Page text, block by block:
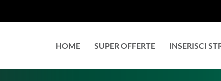
HOME SUPER OFFERTE INSERISCI